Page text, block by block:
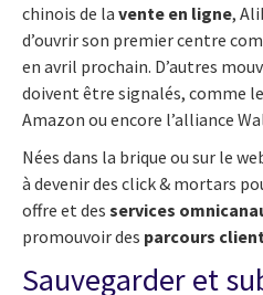
chinois de la vente en ligne,
d’ouvrir son premier centre
en avril prochain. D’autres
doivent être signalés, comme
Amazon ou encore l’alliance
Nées dans la brique ou sur le
à devenir des click & mortars
offre et des services
promouvoir des parcours
Sauvegarder et